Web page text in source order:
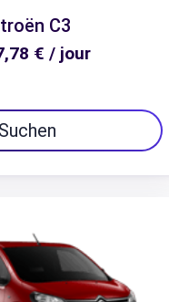
C3
€ / jour
Suchen